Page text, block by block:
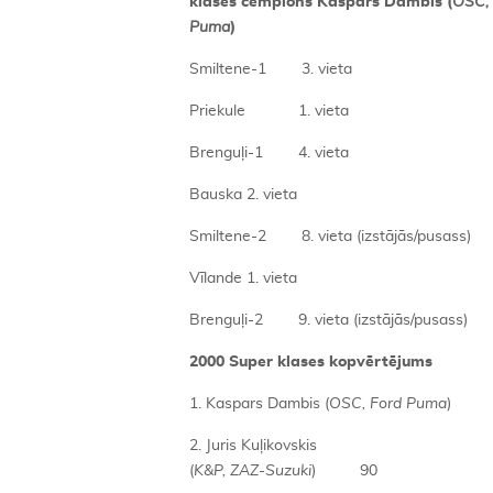
Puma)
Smiltene-1 3. vieta
Priekule 1. vieta
Brenguļi-1 4. vieta
Bauska 2. vieta
Smiltene-2 8. vieta (izstājās/pusass)
Vīlande 1. vieta
Brenguļi-2 9. vieta (izstājās/pusass)
2000 Super klases kopvērtējums
1. Kaspars Dambis (OSC, Ford Puma)
2. Juris Kuļikovskis
(K&P, ZAZ-Suzuki) 90